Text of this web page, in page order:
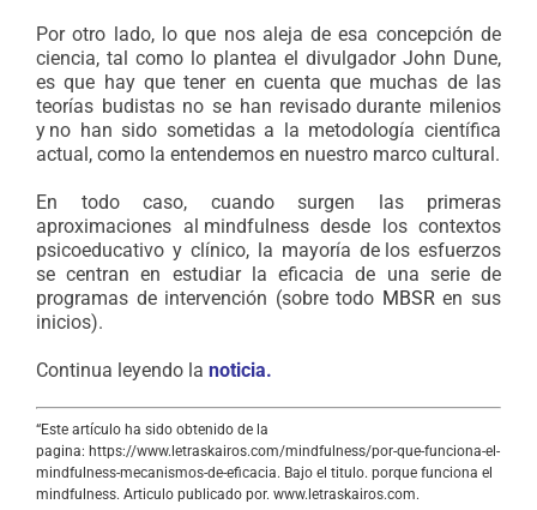
Por otro lado, lo que nos aleja de esa concepción de
ciencia, tal como lo plantea el divulgador John Dune,
es que hay que tener en cuenta que muchas de las
teorías budistas no se han revisado .durante milenios
y. no han sido sometidas a la metodología científica
actual, como la entendemos en nuestro marco cultural.
En todo caso, cuando surgen las primeras
aproximaciones al mindfulness desde los contextos
psicoeducativo y clínico, la mayoría de los esfuerzos
se centran en estudiar la eficacia de una serie de
programas de intervención (sobre todo MBSRen sus
inicios).
Continua leyendo la noticia.
“Este artículo ha sido obtenido de la
pagina: https://www.letraskairos.com/mindfulness/por-que-funciona-el-
mindfulness-mecanismos-de-eficacia. Bajo el titulo. porque funciona el
mindfulness. Articulo publicado por. www.letraskairos.com.